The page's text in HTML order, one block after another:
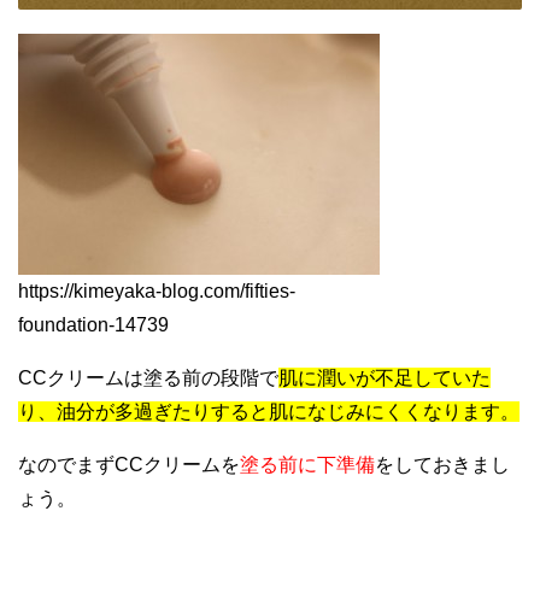
https://kimeyaka-blog.com/fifties-
foundation-14739
CCクリームは塗る前の段階で肌に潤いが不足していた
り、油分が多過ぎたりすると肌になじみにくくなります。
なのでまずCCクリームを塗る前に下準備をしておきまし
ょう。